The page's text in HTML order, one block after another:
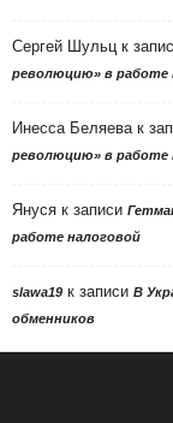
Сергей Шульц к
революцию» в работе
Инесса Беляева к
революцию» в работе
Януся к записи
работе налоговой
slawa19 к записи В
обменников